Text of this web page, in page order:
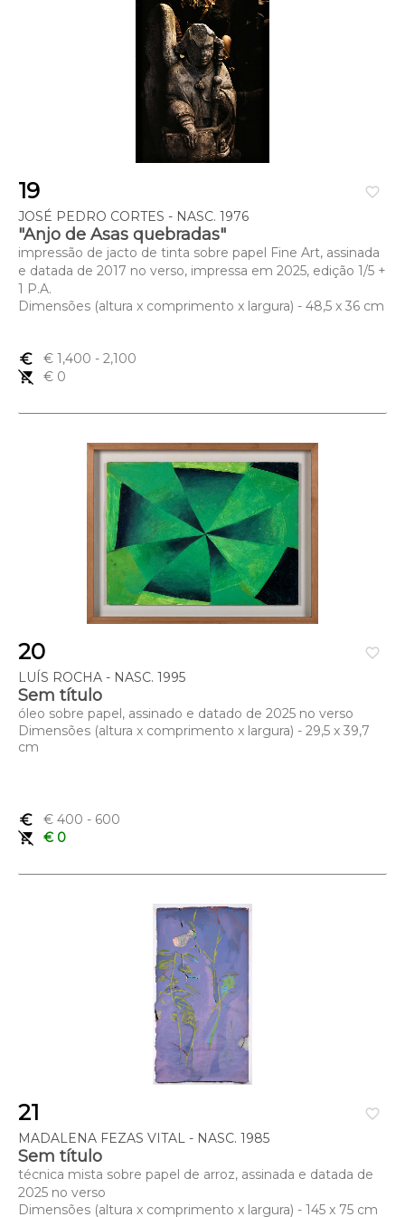
favorite_border
19
JOSÉ PEDRO CORTES - NASC. 1976
"Anjo de Asas quebradas"
impressão de jacto de tinta sobre papel Fine Art, assinada
e datada de 2017 no verso, impressa em 2025, edição 1/5 +
1 P.A.
Dimensões (altura x comprimento x largura) - 48,5 x 36 cm
euro_symbol € 1,400 - 2,100
remove_shopping_cart
€ 0
favorite_border
20
LUÍS ROCHA - NASC. 1995
Sem título
óleo sobre papel, assinado e datado de 2025 no verso
Dimensões (altura x comprimento x largura) - 29,5 x 39,7
cm
euro_symbol € 400 - 600
remove_shopping_cart
€ 0
favorite_border
21
MADALENA FEZAS VITAL - NASC. 1985
Sem título
técnica mista sobre papel de arroz, assinada e datada de
2025 no verso
Dimensões (altura x comprimento x largura) - 145 x 75 cm